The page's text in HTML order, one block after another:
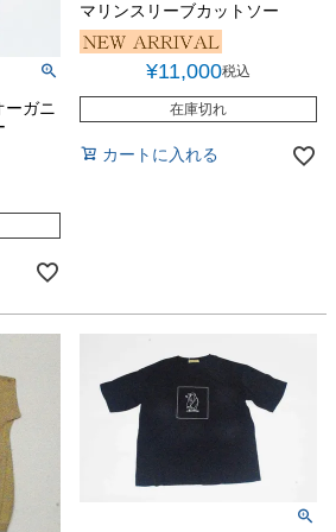
ーガニ
マリンスリーブカットソー
¥11,000税込
在庫切れ
カートに入れる